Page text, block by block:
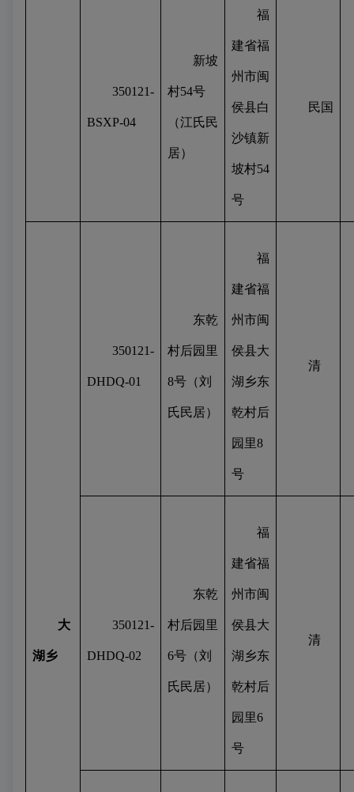
350121-
BSXP-04
新坡
村54号
（江氏民
居）
福
建省福
州市闽
侯县白
沙镇新
坡村54
号
民国
大
湖乡
350121-
DHDQ-01
东乾
村后园里
8号（刘
氏民居）
福
建省福
州市闽
侯县大
湖乡东
乾村后
园里8
号
清
350121-
DHDQ-02
东乾
村后园里
6号（刘
氏民居）
福
建省福
州市闽
侯县大
湖乡东
乾村后
园里6
号
清